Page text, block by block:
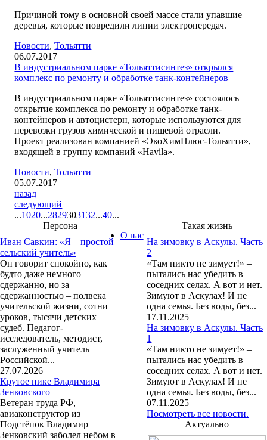
Причиной тому в основной своей массе стали упавшие
деревья, которые повредили линии электропередач.
Новости,Тольятти
06.07.2017
В индустриальном парке «Тольяттисинтез» открылся
комплекс по ремонту и обработке танк-контейнеров
В индустриальном парке «Тольяттисинтез» состоялось
открытие комплекса по ремонту и обработке танк-
контейнеров и автоцистерн, которые используются для
перевозки грузов химической и пищевой отрасли.
Проект реализован компанией «ЭкоХимПлюс-Тольятти»,
входящей в группу компаний «Havila».
Новости,Тольятти
05.07.2017
назад
следующий
...1020...2829303132...40...
Персона
Иван Савкин: «Я – простой
сельский учитель»
Он говорит спокойно, как
будто даже немного
сдержанно, но за
сдержанностью – полвека
учительской жизни, сотни
уроков, тысячи детских
судеб. Педагог-
исследователь, методист,
заслуженный учитель
Российской...
27.07.2026
Крутое пике Владимира
Зенковского
Ветеран труда РФ,
авиаконструктор из
Подстёпок Владимир
Зенковский заболел небом в
Такая жизнь
На зимовку в Аскулы. Часть
2
«Там никто не зимует!» –
пытались нас убедить в
соседних селах. А вот и нет.
Зимуют в Аскулах! И не
одна семья. Без воды, без...
17.11.2025
На зимовку в Аскулы. Часть
1
«Там никто не зимует!» –
пытались нас убедить в
соседних селах. А вот и нет.
Зимуют в Аскулах! И не
одна семья. Без воды, без...
07.11.2025
Посмотреть все новости.
Актуально
О нас